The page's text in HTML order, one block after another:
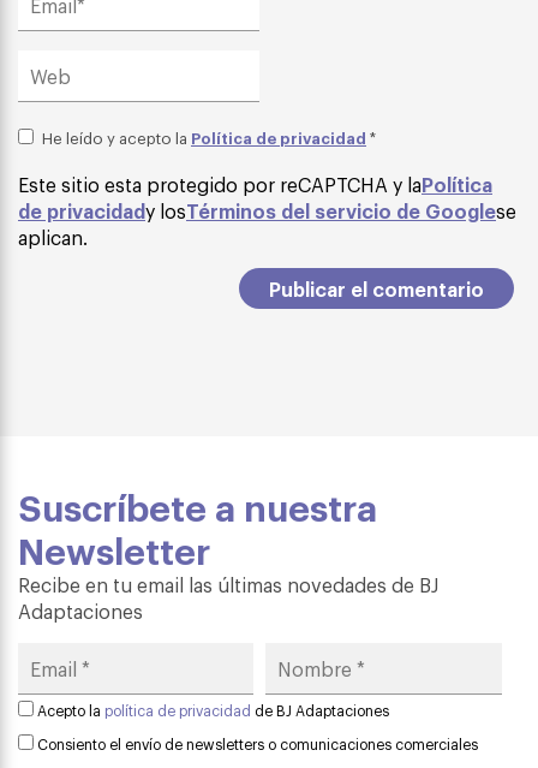
He leído y acepto la Política de privacidad *
Este sitio esta protegido por reCAPTCHA y laPolítica
de privacidady losTérminos del servicio de Googlese
aplican.
Suscríbete a nuestra
Newsletter
Recibe en tu email las últimas novedades de BJ
Adaptaciones
Acepto la política de privacidad de BJ Adaptaciones
Consiento el envío de newsletters o comunicaciones comerciales